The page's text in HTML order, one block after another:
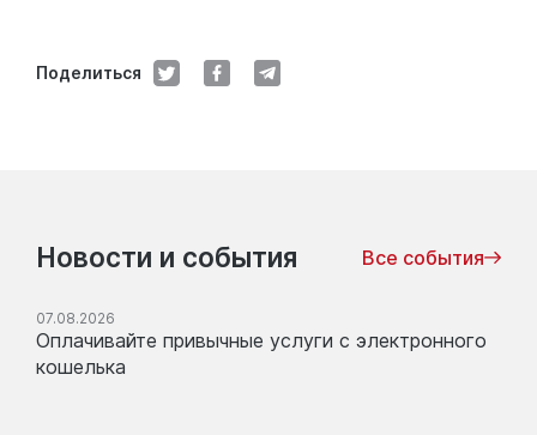
Поделиться
Новости и события Все события
07.08.2026
Оплачивайте привычные услуги с электронного
кошелька